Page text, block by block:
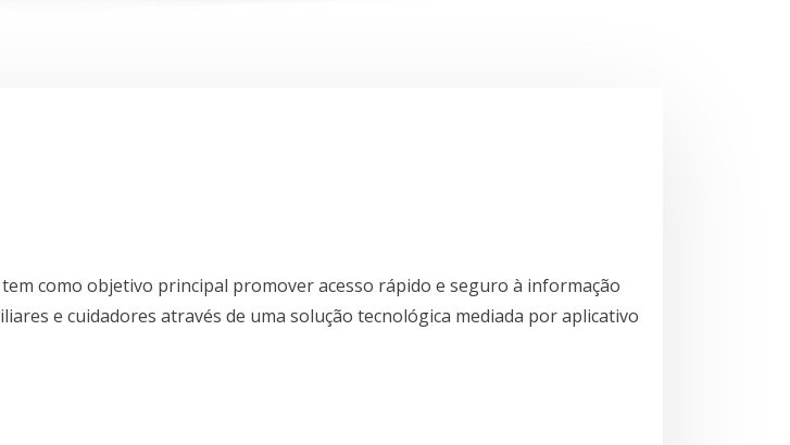
como objetivo principal promover acesso rápido e seguro à informação
e cuidadores através de uma solução tecnológica mediada por aplicativo